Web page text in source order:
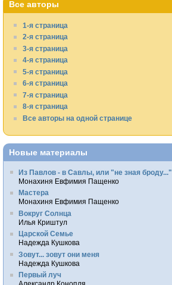
Все авторы
1-я страница
2-я страница
3-я страница
4-я страница
5-я страница
6-я страница
7-я страница
8-я страница
Все авторы на одной странице
Новые материалы
Из Павлов - в Савлы, или "не зная броду..."
Монахиня Евфимия Пащенко
Мастера
Монахиня Евфимия Пащенко
Вокруг Солнца
Илья Криштул
Царской Семье
Надежда Кушкова
Зовут... зовут они меня
Надежда Кушкова
Первый луч